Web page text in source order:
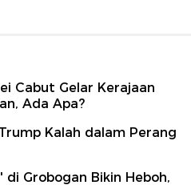
Cabut Gelar Kerajaan
Ada Apa?
Kalah dalam Perang
di Grobogan Bikin Heboh,